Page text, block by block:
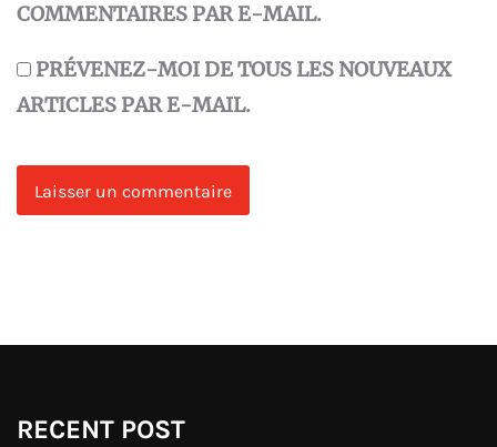
COMMENTAIRES PAR E-MAIL.
PRÉVENEZ-MOI DE TOUS LES NOUVEAUX
ARTICLES PAR E-MAIL.
RECENT POST